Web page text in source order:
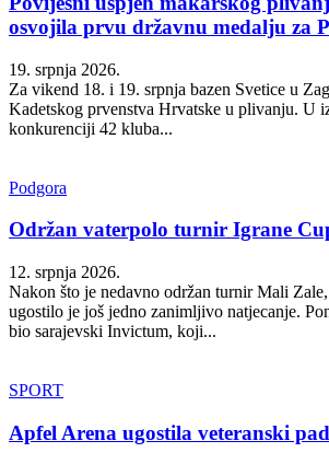
osvojila prvu državnu medalju za
19. srpnja 2026.
Za vikend 18. i 19. srpnja bazen Svetice u
Kadetskog prvenstva Hrvatske u plivanju. U
konkurenciji 42 kluba...
Podgora
Održan vaterpolo turnir Igrane
12. srpnja 2026.
Nakon što je nedavno održan turnir Mali
ugostilo je još jedno zanimljivo natjecanje.
bio sarajevski Invictum, koji...
SPORT
Apfel Arena ugostila veteranski